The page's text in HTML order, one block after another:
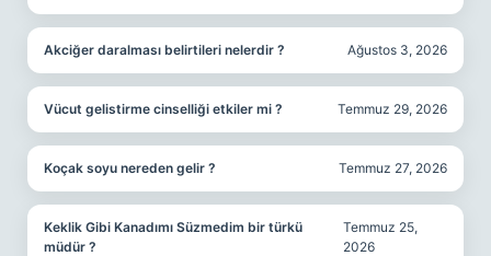
Akciğer daralması belirtileri nelerdir ? Ağustos 3, 2026
Vücut gelistirme cinselliği etkiler mi ? Temmuz 29, 2026
Koçak soyu nereden gelir ? Temmuz 27, 2026
Keklik Gibi Kanadımı Süzmedim bir türkü
müdür ?
Temmuz 25,
2026